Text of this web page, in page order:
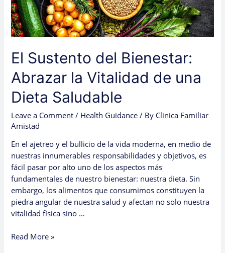
El Sustento del Bienestar:
Abrazar la Vitalidad de una
Dieta Saludable
Leave a Comment / Health Guidance / By Clinica Familiar
Amistad
En el ajetreo y el bullicio de la vida moderna, en medio de
nuestras innumerables responsabilidades y objetivos, es
fácil pasar por alto uno de los aspectos más
fundamentales de nuestro bienestar: nuestra dieta. Sin
embargo, los alimentos que consumimos constituyen la
piedra angular de nuestra salud y afectan no solo nuestra
vitalidad física sino …
de
una
Dieta
Read More »